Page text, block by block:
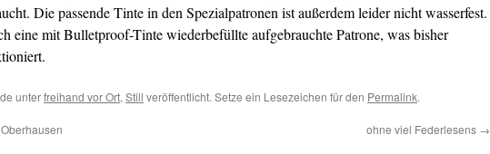
Die passende Tinte in den Spezialpatronen ist außerdem leider nicht wasserfest.
eine mit Bulletproof-Tinte wiederbefüllte aufgebrauchte Patrone, was bisher
unterfreihand vor Ort, Still veröffentlicht. Setze ein Lesezeichen für den Permalink.
ohne viel Federlesens →